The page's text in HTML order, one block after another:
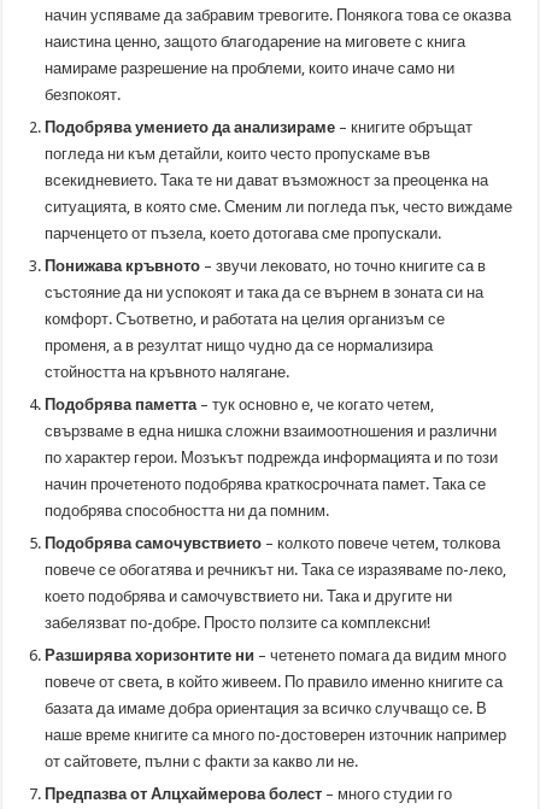
начин успяваме да забравим тревогите. Понякога това се оказва
наистина ценно, защото благодарение на миговете с книга
намираме разрешение на проблеми, които иначе само ни
безпокоят.
Подобрява умението да анализираме – книгите обръщат
погледа ни към детайли, които често пропускаме във
всекидневието. Така те ни дават възможност за преоценка на
ситуацията, в която сме. Сменим ли погледа пък, често виждаме
парченцето от пъзела, което дотогава сме пропускали.
Понижава кръвното – звучи лековато, но точно книгите са в
състояние да ни успокоят и така да се върнем в зоната си на
комфорт. Съответно, и работата на целия организъм се
променя, а в резултат нищо чудно да се нормализира
стойността на кръвното налягане.
Подобрява паметта– тук основно е, че когато четем,
свързваме в една нишка сложни взаимоотношения и различни
по характер герои. Мозъкът подрежда информацията и по този
начин прочетеното подобрява краткосрочната памет. Така се
подобрява способността ни да помним.
Подобрява самочувствието – колкото повече четем, толкова
повече се обогатява и речникът ни. Така се изразяваме по-леко,
което подобрява и самочувствието ни. Така и другите ни
забелязват по-добре. Просто ползите са комплексни!
Разширява хоризонтите ни – четенето помага да видим много
повече от света, в който живеем. По правило именно книгите са
базата да имаме добра ориентация за всичко случващо се. В
наше време книгите са много по-достоверен източник например
от сайтовете, пълни с факти за какво ли не.
Предпазва от Алцхаймерова болест – много студии го